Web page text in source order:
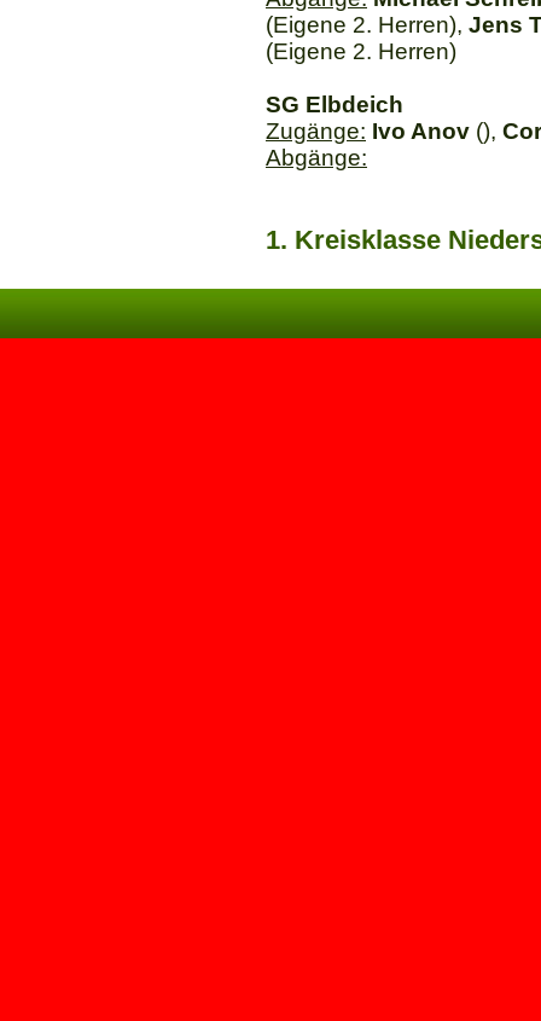
(Eigene 2. Herren), Jens
(Eigene 2. Herren)
SG Elbdeich
Zugänge: Ivo Anov (),
Abgänge:
1. Kreisklasse